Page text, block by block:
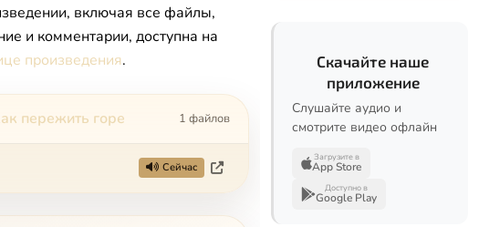
включая все файлы,
и комментарии, доступна на
произведения.
пережить горе 1 файлов
Сейчас
Скачайте наше
приложение
Слушайте аудио и
смотрите видео офлайн
Загрузите в
App Store
Доступно в
Google Play